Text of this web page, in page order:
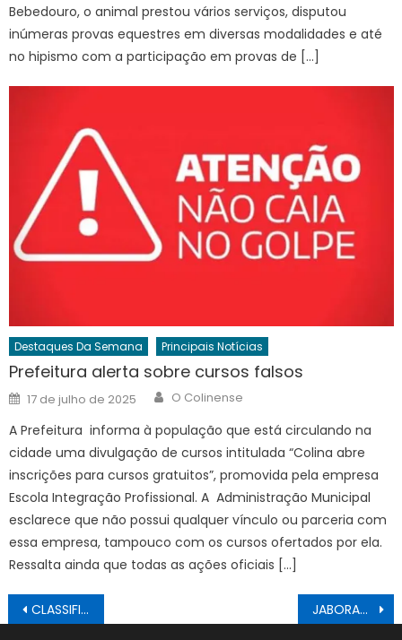
Bebedouro, o animal prestou vários serviços, disputou
inúmeras provas equestres em diversas modalidades e até
no hipismo com a participação em provas de […]
Destaques Da Semana Principais Notícias
Prefeitura alerta sobre cursos falsos
Posted
on
17 de julho de 2025 Author
O Colinense
A Prefeitura informa à população que está circulando na
cidade uma divulgação de cursos intitulada “Colina abre
inscrições para cursos gratuitos”, promovida pela empresa
Escola Integração Profissional. A Administração Municipal
esclarece que não possui qualquer vínculo ou parceria com
essa empresa, tampouco com os cursos ofertados por ela.
Ressalta ainda que todas as ações oficiais […]
Navegação
CLASSIFICADOS 12/02/2026 JABORANDI: Conselho Tutelar ganha sede nova